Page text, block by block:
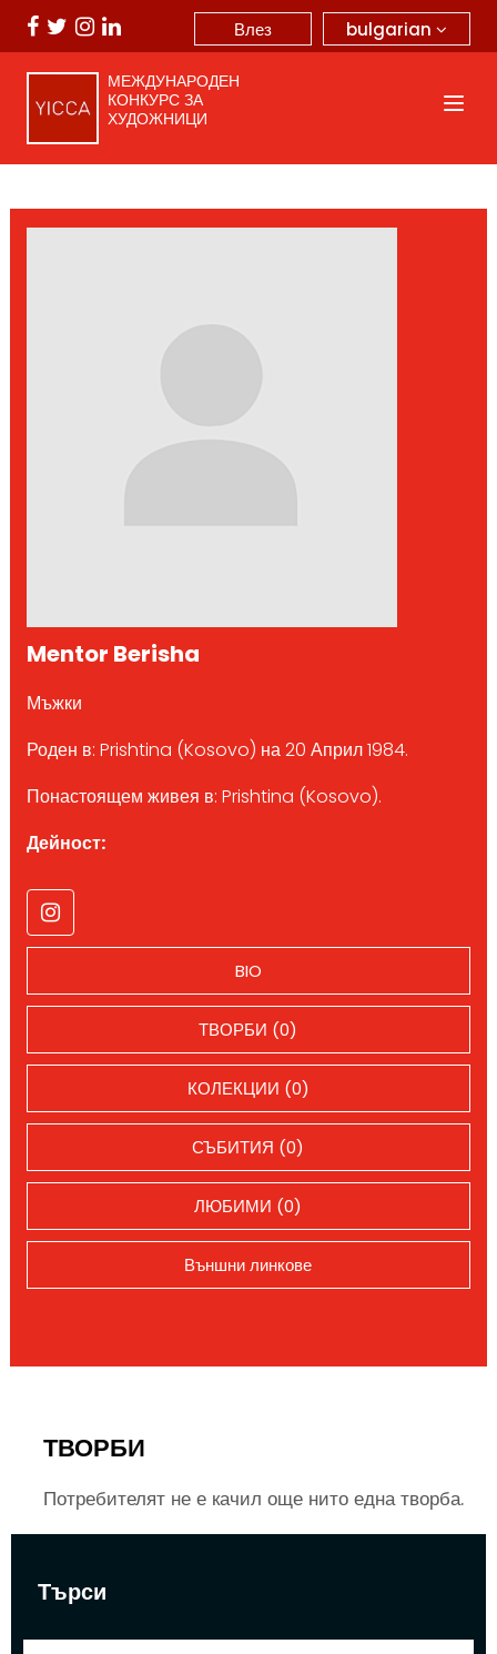
bulgarian
Влез
МЕЖДУНАРОДЕН
КОНКУРС ЗА
ХУДОЖНИЦИ
Търси
Mentor Berisha
Мъжки
Роден в: Prishtina (Kosovo) на 20 Април 1984.
Понастоящем живея в: Prishtina (Kosovo).
Дейност:
BIO
ТВОРБИ (0)
КОЛЕКЦИИ (0)
СЪБИТИЯ (0)
ЛЮБИМИ (0)
Външни линкове
ТВОРБИ
Потребителят не е качил още нито една творба.